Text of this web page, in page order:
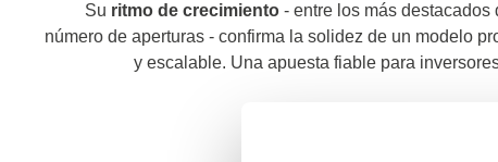
Su ritmo de crecimiento - entre los más
número de aperturas - confirma la solidez de un modelo
y escalable. Una apuesta fiable para